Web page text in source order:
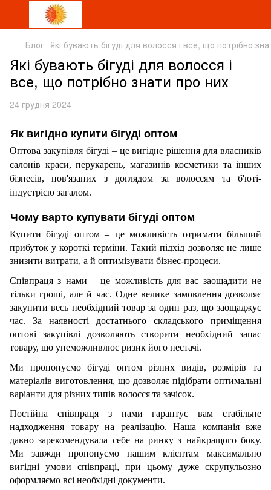
Блог Які бувають бігуді для волосся і все, що потрібно
Які бувають бігуді для волосся і
все, що потрібно знати про них
24 грудня 2024
Як вигідно купити бігуді оптом
Оптова закупівля бігуді – це вигідне рішення для власників
салонів краси, перукарень, магазинів косметики та інших
бізнесів, пов'язаних з доглядом за волоссям та б'юті-
індустрією загалом.
Чому варто купувати бігуді оптом
Купити бігуді оптом – це можливість отримати більший
прибуток у короткі терміни. Такий підхід дозволяє не лише
знизити витрати, а й оптимізувати бізнес-процеси.
Співпраця з нами – це можливість для вас заощадити не
тільки гроші, але й час. Одне велике замовлення дозволяє
закупити весь необхідний товар за один раз, що заощаджує
час. За наявності достатнього складського приміщення
оптові закупівлі дозволяють створити необхідний запас
товару, що унеможливлює ризик його нестачі.
Ми пропонуємо бігуді оптом різних видів, розмірів та
матеріалів виготовлення, що дозволяє підібрати оптимальні
варіанти для різних типів волосся та зачісок.
Постійна співпраця з нами гарантує вам стабільне
надходження товару на реалізацію. Наша компанія вже
давно зарекомендувала себе на ринку з найкращого боку.
Ми завжди пропонуємо нашим клієнтам максимально
вигідні умови співпраці, при цьому дуже скрупульозно
оформляємо всі необхідні документи.